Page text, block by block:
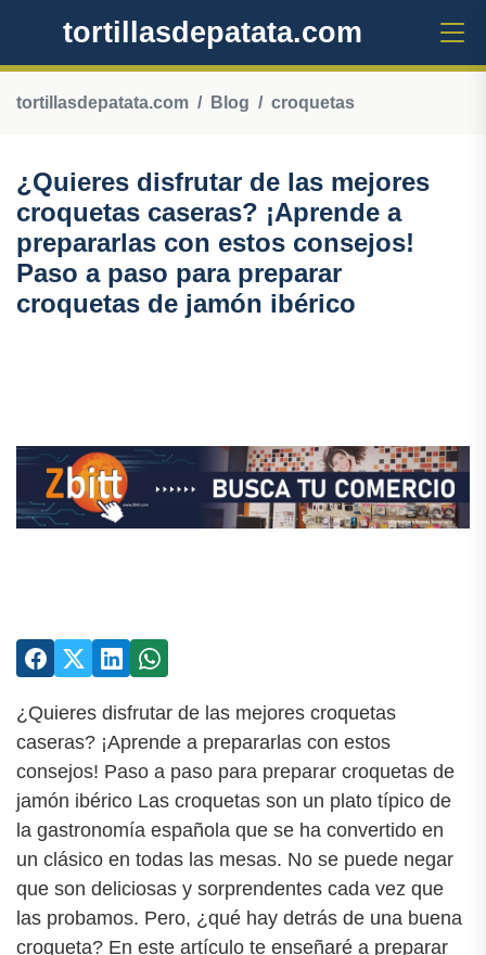
tortillasdepatata.com
tortillasdepatata.com Blog croquetas
¿Quieres disfrutar de las mejores
croquetas caseras? ¡Aprende a
prepararlas con estos consejos!
Paso a paso para preparar
croquetas de jamón ibérico
¿Quieres disfrutar de las mejores croquetas
caseras? ¡Aprende a prepararlas con estos
consejos! Paso a paso para preparar croquetas de
jamón ibérico Las croquetas son un plato típico de
la gastronomía española que se ha convertido en
un clásico en todas las mesas. No se puede negar
que son deliciosas y sorprendentes cada vez que
las probamos. Pero, ¿qué hay detrás de una buena
croqueta? En este artículo te enseñaré a preparar